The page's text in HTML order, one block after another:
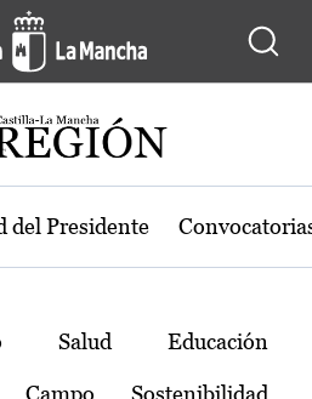
de Castilla-La
del Presidente
Salud Educación
Campo Sostenibilidad